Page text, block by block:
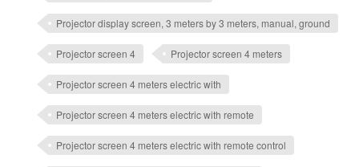
Projector display screen, 3 meters by 3 meters, manual, ground
Projector screen 4 Projector screen 4 meters
Projector screen 4 meters electric with
Projector screen 4 meters electric with remote
Projector screen 4 meters electric with remote control